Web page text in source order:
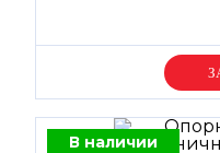
В наличии